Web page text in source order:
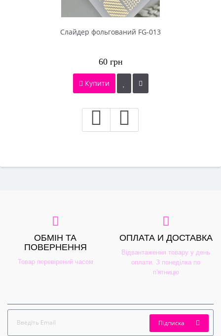
Cлайдер фольгований FG-013
60 грн
Купити
ОБМІН ТА
ПОВЕРНЕННЯ
Товар перевірений часом
ОПЛАТА И ДОСТАВКА
Відвантаження товару у день
оплати. З понеділка по
п'ятницю
Підписка